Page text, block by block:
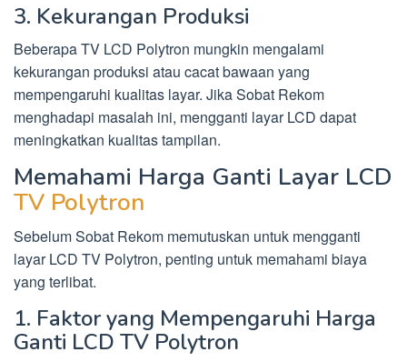
3. Kekurangan Produksi
Beberapa TV LCD Polytron mungkin mengalami
kekurangan produksi atau cacat bawaan yang
mempengaruhi kualitas layar. Jika Sobat Rekom
menghadapi masalah ini, mengganti layar LCD dapat
meningkatkan kualitas tampilan.
Memahami Harga Ganti Layar LCD
TV Polytron
Sebelum Sobat Rekom memutuskan untuk mengganti
layar LCD TV Polytron, penting untuk memahami biaya
yang terlibat.
1. Faktor yang Mempengaruhi Harga
Ganti LCD TV Polytron